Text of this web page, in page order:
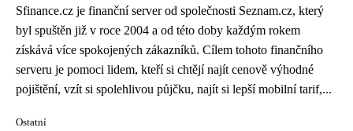
Sfinance.cz je finanční server od společnosti Seznam.cz, který
byl spuštěn již v roce 2004 a od této doby každým rokem
získává více spokojených zákazníků. Cílem tohoto finančního
serveru je pomoci lidem, kteří si chtějí najít cenově výhodné
pojištění, vzít si spolehlivou půjčku, najít si lepší mobilní tarif,...
Ostatní